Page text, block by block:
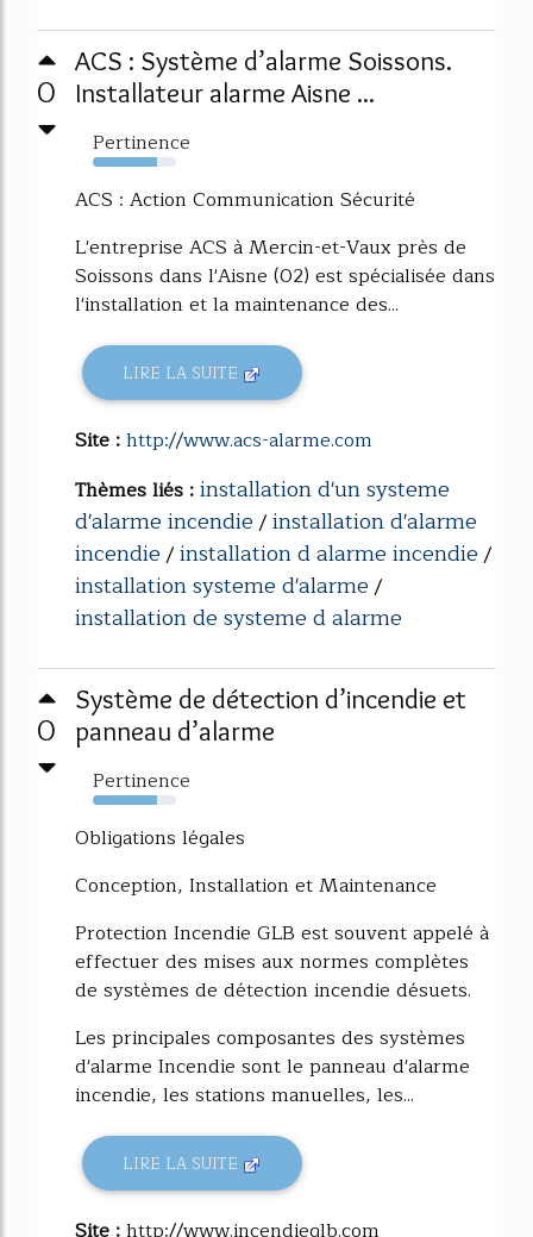
0
ACS : Système d’alarme Soissons.
Installateur alarme Aisne ...
Pertinence
77%
ACS : Action Communication Sécurité
L'entreprise ACS à Mercin-et-Vaux près de
Soissons dans l'Aisne (02) est spécialisée dans
l'installation et la maintenance des...
LIRE LA SUITE
Site :http://www.acs-alarme.com
Thèmes liés :installation d'un systeme
d'alarme incendie/installation d'alarme
incendie/installation d alarme incendie/
installation systeme d'alarme/
installation de systeme d alarme
0
Système de détection d’incendie et
panneau d’alarme
Pertinence
77%
Obligations légales
Conception, Installation et Maintenance
Protection Incendie GLB est souvent appelé à
effectuer des mises aux normes complètes
de systèmes de détection incendie désuets.
Les principales composantes des systèmes
d'alarme Incendie sont le panneau d'alarme
incendie, les stations manuelles, les...
LIRE LA SUITE